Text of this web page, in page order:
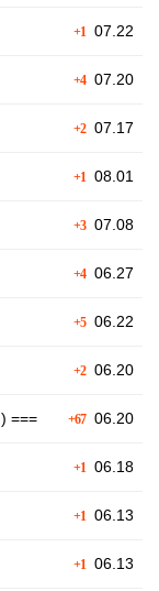
+1 07.22
+407.20
+207.17
+1 08.01
+307.08
+406.27
+506.22
+206.20
+6706.20
===
+1 06.18
+1 06.13
+1 06.13